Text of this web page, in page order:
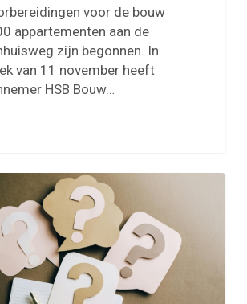
voor de bouw
appartementen aan de
zijn begonnen. In
van 11 november heeft
HSB Bouw…